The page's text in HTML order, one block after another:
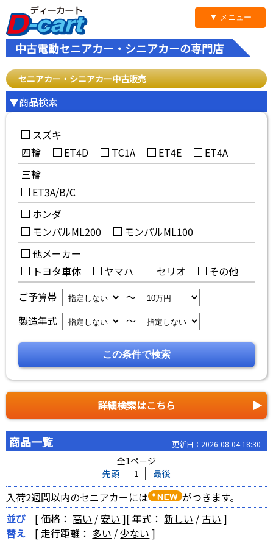
中古電動セニアカー・シニアカーの専門店
セニアカー・シニアカー中古販売
▼商品検索
スズキ
四輪
ET4D TC1A ET4E
ET4A
三輪
ET3A/B/C
ホンダ
モンパルML200
モンパルML100
他メーカー
トヨタ車体
ヤマハ セリオ
その他
ご予算帯
～
製造年式
～
詳細検索はこちら
更新日：2026-08-04 18:30
商品一覧
全1ページ
先頭
1 最後
入荷2週間以内のセニアカーには
がつきます。
並び
替え
[ 価格：高い /安い ][ 年式：新しい /古い ]
[ 走行距離： 多い /少ない ]
▼ メニュー